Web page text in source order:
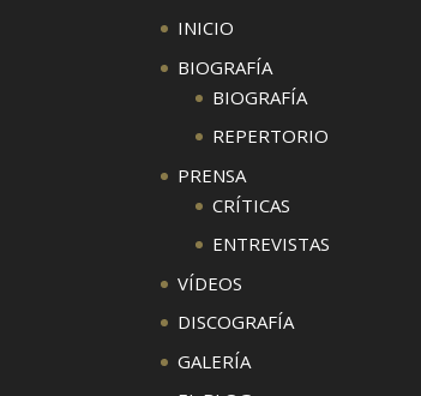
INICIO
BIOGRAFÍA
BIOGRAFÍA
REPERTORIO
PRENSA
CRÍTICAS
ENTREVISTAS
VÍDEOS
DISCOGRAFÍA
GALERÍA